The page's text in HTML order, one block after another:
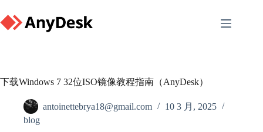
to
content
下载Windows 7 32位ISO镜像教程指南（AnyDesk）
antoinettebrya18@gmail.com
10 3 月, 2025
blog